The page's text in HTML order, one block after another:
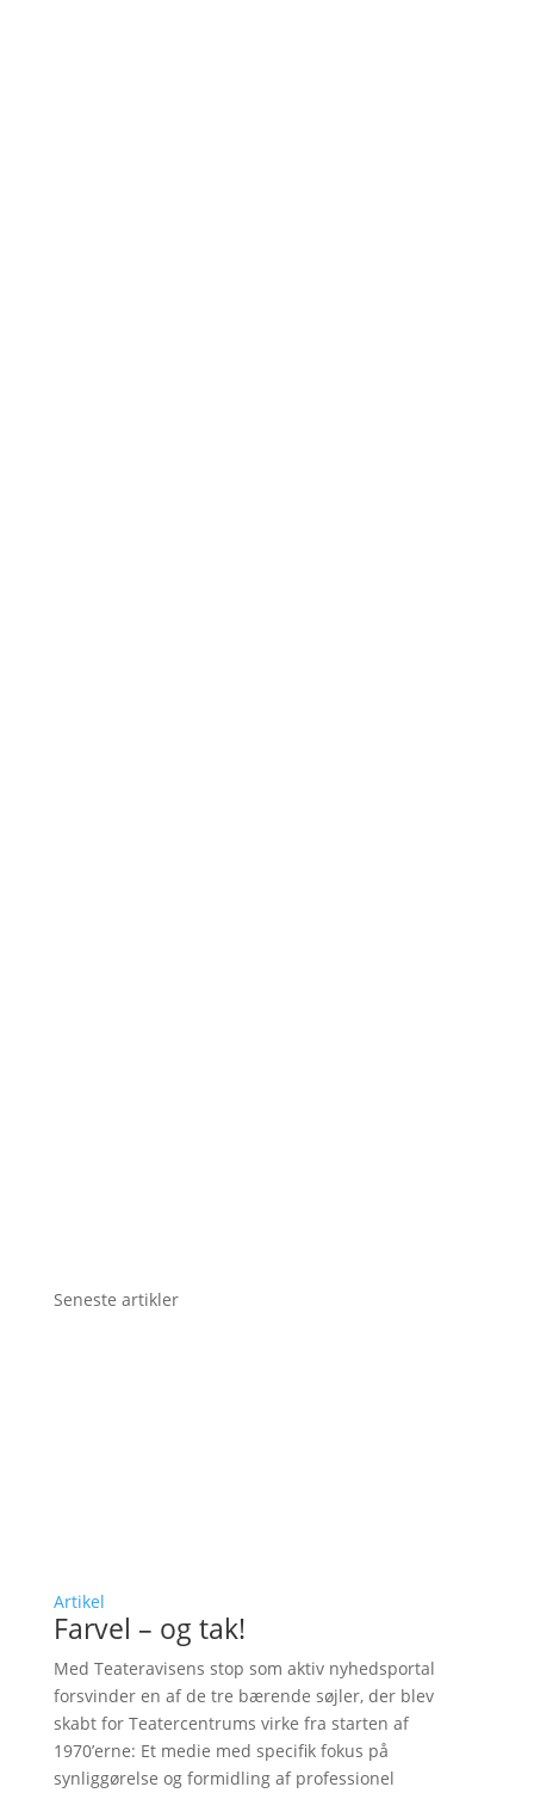
Seneste artikler
Artikel
Farvel – og tak!
Med Teateravisens stop som aktiv nyhedsportal
forsvinder en af de tre bærende søjler, der blev
skabt for Teatercentrums virke fra starten af
1970’erne: Et medie med specifik fokus på
synliggørelse og formidling af professionel